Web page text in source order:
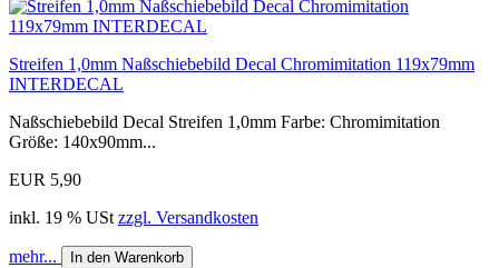
Streifen 1,0mm Naßschiebebild Decal Chromimitation 119x79mm
INTERDECAL
Naßschiebebild Decal Streifen 1,0mm Farbe: Chromimitation
Größe: 140x90mm...
EUR 5,90
inkl. 19 % USt zzgl. Versandkosten
mehr... In den Warenkorb